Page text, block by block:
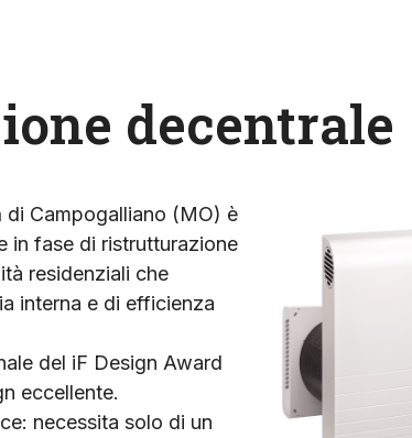
decentrale
di Campogalliano (MO) è
in fase di ristrutturazione
residenziali che
interna e di efficienza
del iF Design Award
eccellente.
necessita solo di un